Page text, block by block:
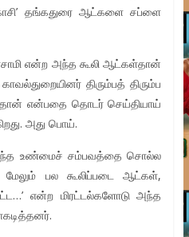
தங்கதுரை ஆட்களை சப்ளை
என்ற அந்த கூலி ஆட்கள்தான்
திரும்பத் திரும்ப
தான் என்பதை தொடர் செய்தியாய்
அது பொய்.
உண்மைச் சம்பவத்தை சொல்ல
மேலும் பல கூலிப்படை ஆட்கள்,
என்ற மிரட்டல்களோடு அந்த